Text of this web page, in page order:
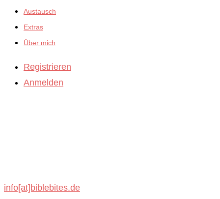
Austausch
Extras
Über mich
Registrieren
Anmelden
info[at]biblebites.de